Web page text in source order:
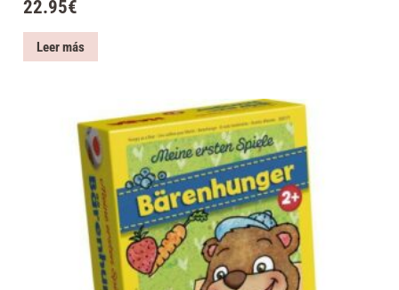
22.95€
Leer más